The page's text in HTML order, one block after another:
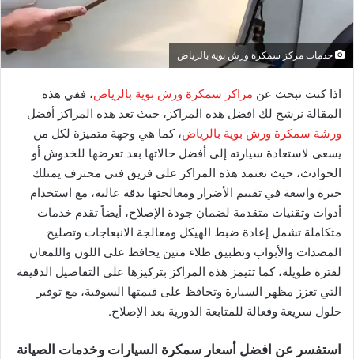
خدمات مركز سمكرة ورش بوية بالرياض
اذا كنت تبحث عن مراكز سمكرة ورش بوية بالرياض، ففي هذه
المقالة نرشح لك افضل هذه المراكز، حيث تعد هذه المراكز أفضل
ورشة سمكرة ورش بوية بالرياض، كما هي وجهة متميزة لكل من
يسعى لاستعادة سيارته إلى أفضل حالاتها بعد تعرضها للخدوش أو
الحوادث، حيث تعتمد هذه المراكز على فريق فني محترف يمتلك
خبرة واسعة في تقييم الأضرار ومعالجتها بدقة عالية، مع استخدام
أدوات وتقنيات متقدمة لضمان جودة الإصلاح، أيضاً تقدم خدمات
متكاملة تشمل إعادة ضبط الهيكل ومعالجة الانبعاجات وتصليح
المصدات والأبواب وتطبيق طلاء متين يحافظ على اللون واللمعان
لفترة طويلة، كما تتيمز هذه المراكز بتركيزها على التفاصيل الدقيقة
التي تعزز مظهر السيارة وتحافظ على قيمتها السوقية، مع توفير
حلول سريعة وفعالة للمتابعة الدورية بعد الإصلاح.
استفسر عن افضل أسعار سمكرة السيارات وخدمات الصيانة